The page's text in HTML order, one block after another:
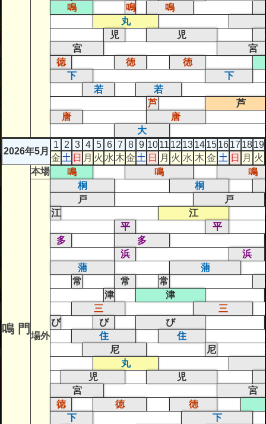
鳴
鳴 鳴
丸
児
児
宮
宮
徳
徳 徳
下
下
若
若
芦
芦
唐
唐
大
2026年5月
1 2 3 4 5 6 7 8 9 1011 12 1314151617 1819
金 土 日 月 火 水 木金 土 日 月 火 水 木 金 土 日 月 火
鳴 門
本場 鳴 鳴 鳴
場外
桐
桐
戸
戸
江
江
平
平
多
多
浜
浜
蒲
蒲
常
常
常
津
津
三
三
び
び
び
住
住
尼
尼
丸
児
児
宮
宮
徳
徳
徳
下
下